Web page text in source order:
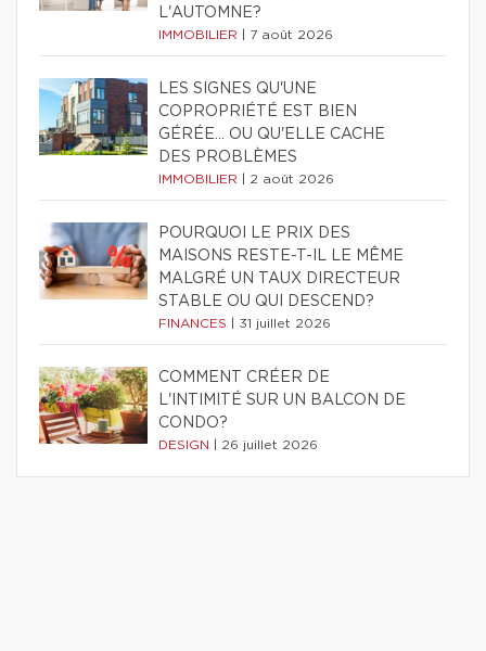
L'AUTOMNE?
IMMOBILIER 7 août 2026
LES SIGNES QU'UNE
COPROPRIÉTÉ EST BIEN
GÉRÉE… OU QU'ELLE CACHE
DES PROBLÈMES
IMMOBILIER 2 août 2026
POURQUOI LE PRIX DES
MAISONS RESTE-T-IL LE MÊME
MALGRÉ UN TAUX DIRECTEUR
STABLE OU QUI DESCEND?
FINANCES 31 juillet 2026
COMMENT CRÉER DE
L'INTIMITÉ SUR UN BALCON DE
CONDO?
DESIGN 26 juillet 2026